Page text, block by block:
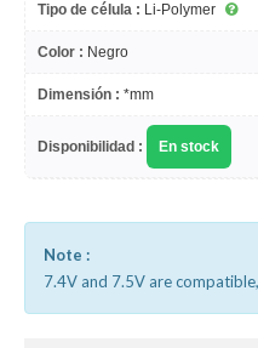
Tipo de célula : Li-Polymer
Color : Negro
Dimensión : *mm
Disponibilidad : En stock
Note :
7.4V and 7.5V are